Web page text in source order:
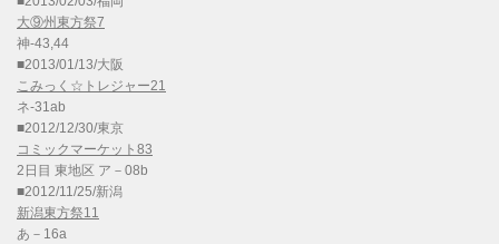
大⑨州東方祭7
神-43,44
■2013/01/13/大阪
こみっく☆トレジャー21
ネ-31ab
■2012/12/30/東京
コミックマーケット83
2日目 東地区 ア－08b
■2012/11/25/新潟
新潟東方祭11
あ－16a